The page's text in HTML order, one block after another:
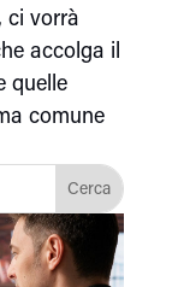
ci vorrà
accolga il
quelle
comune